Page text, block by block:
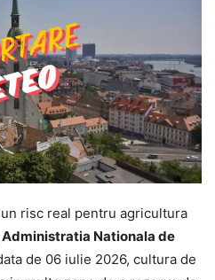
risc real pentru agricultura
Administratia Nationala de
de 06 iulie 2026, cultura de